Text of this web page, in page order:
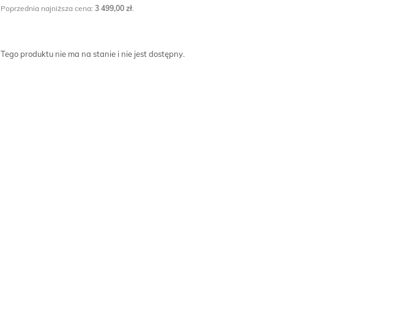
Poprzednia najniższa cena: 3 499,00 zł.
Tego produktu nie ma na stanie i nie jest dostępny.